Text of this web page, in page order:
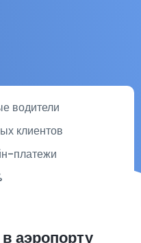
водители
клиентов
платежи
аэропорту